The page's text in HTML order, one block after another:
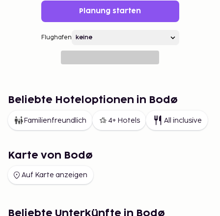
Planung starten
Flughafen
Beliebte Hoteloptionen in Bodø
Familienfreundlich 4+ Hotels All inclusive
Karte von Bodø
Auf Karte anzeigen
Beliebte Unterkünfte in Bodø